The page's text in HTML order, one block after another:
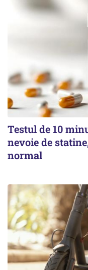
Testul de 10
nevoie de
normal